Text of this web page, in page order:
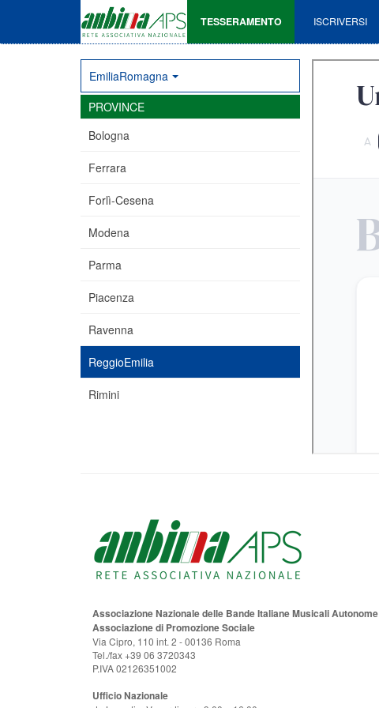
TESSERAMENTO ISCRIVERSI
EmiliaRomagna
PROVINCE
Bologna
Ferrara
Forlì-Cesena
Modena
Parma
Piacenza
Ravenna
ReggioEmilia
Rimini
Associazione Nazionale delle Bande Italiane Musicali Autonome
Associazione di Promozione Sociale
Via Cipro, 110 int. 2 - 00136 Roma
Tel./fax +39 06 3720343
P.IVA 02126351002
Ufficio Nazionale